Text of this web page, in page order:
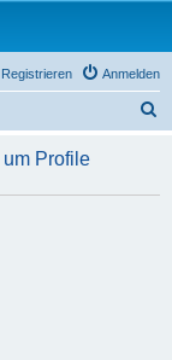
Anmelden
Registrieren
h
Profile